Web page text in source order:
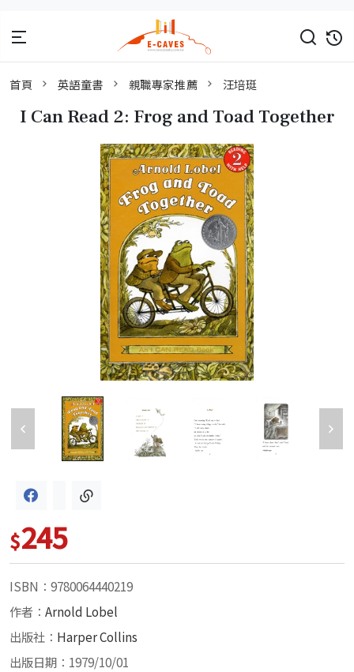
首頁 英語童書 親職專家推薦 汪培珽
I Can Read 2: Frog and Toad Together
$245
ISBN：9780064440219
作者： Arnold Lobel
出版社： Harper Collins
出版日期：1979/10/01